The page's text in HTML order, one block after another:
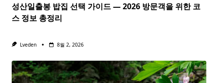
성산일출봉 밥집 선택 가이드 — 2026 방문객을 위한 코
스 정보 총정리
Lveden 8월 2, 2026